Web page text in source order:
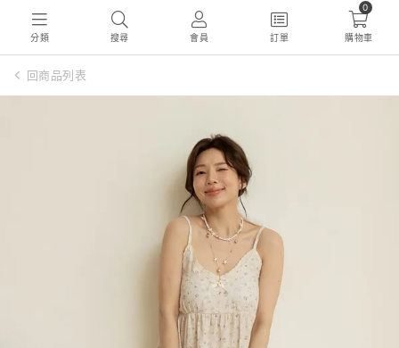
分類 搜尋 會員 訂單
0
購物車
回商品列表